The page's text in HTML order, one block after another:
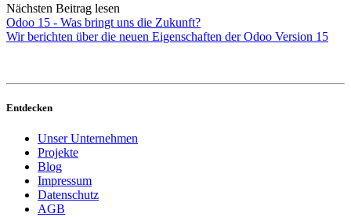
Nächsten Beitrag lesen
Odoo 15 - Was bringt uns die Zukunft?
Wir berichten über die neuen Eigenschaften der Odoo Version 15
Entdecken
Unser Unternehmen
Projekte
Blog
Impressum
Datenschutz
AGB